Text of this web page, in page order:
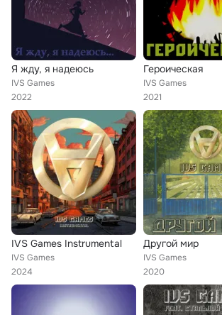
Я жду, я надеюсь
IVS Games
2022
Героическая
IVS Games
2021
IVS Games Instrumental
IVS Games
2024
Другой мир
IVS Games
2020